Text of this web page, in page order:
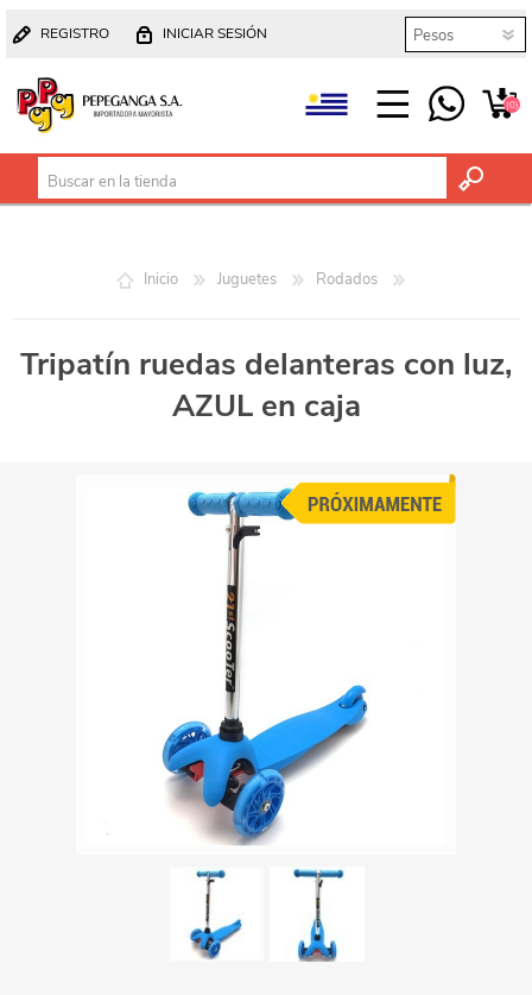
REGISTRO INICIAR SESIÓN
(0)
Inicio Juguetes Rodados
Tripatín ruedas delanteras con luz,
AZUL en caja